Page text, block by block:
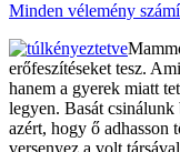
Minden vélemény
erőfeszítéseket tesz.
hanem a gyerek miatt
legyen. Basát csinálunk
azért, hogy ő adhasson